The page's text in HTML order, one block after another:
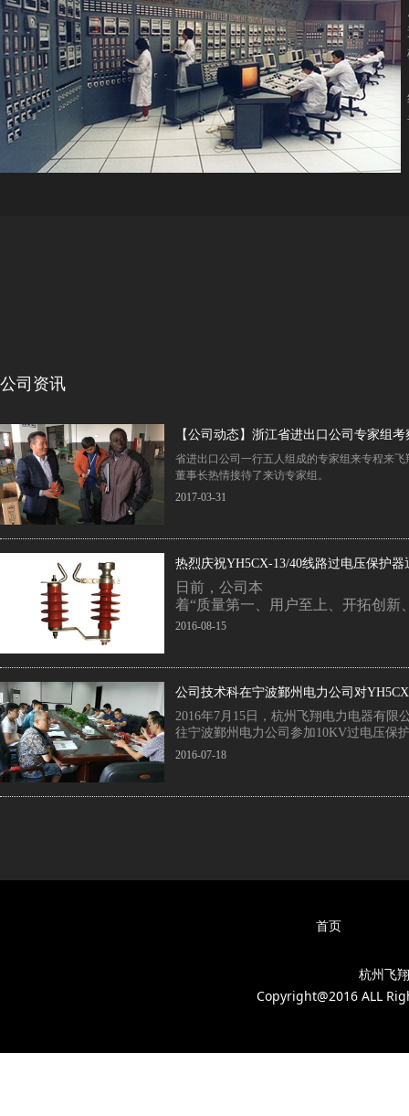
公司资讯
【公司动态】浙江省进出口公司专家组
省进出口公司一行五人组成的专家组来专程来
董事长热情接待了来访专家组。
2017-03-31
热烈庆祝YH5CX-13/40线路过电压保护
专利认证
日前，公司本
着“质量第一、用户至上、开拓创新
神，和高等院校、有关部门共同研
了对雷击线路损失和停电损失的实
题。目前YH5CX-13/40线路过电压
知识产权局专利。
2016-08-15
公司技术科在宁波鄞州电力公司对
进行技术演讲
2016年7月15日，杭州飞翔电力电器有限
往宁波鄞州电力公司参加10KV过电压保
型避雷器的技术演讲。
2016-07-18
首页
杭州飞
Copyright@2016 ALL